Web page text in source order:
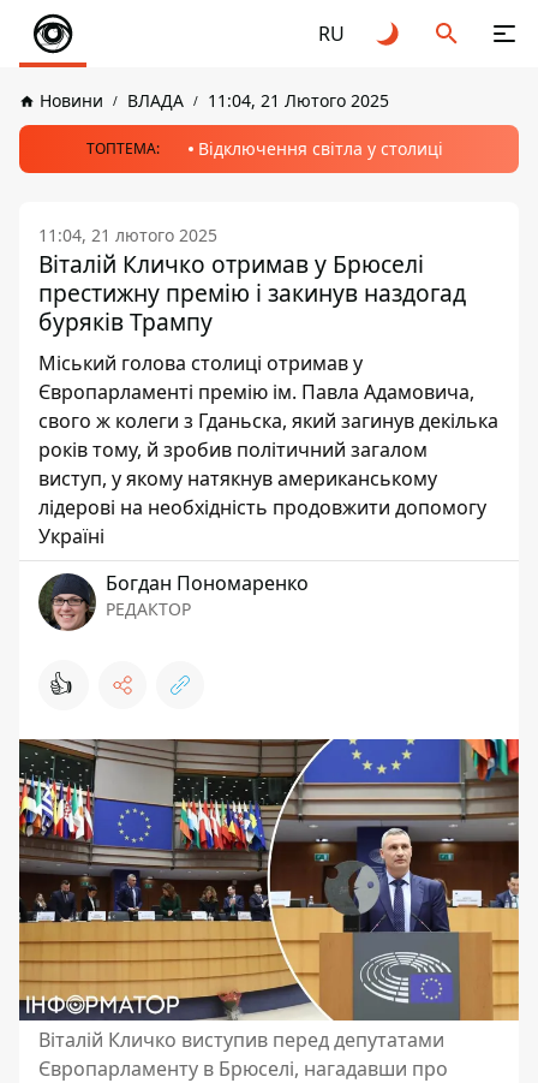
RU
Новини ВЛАДА 11:04, 21 Лютого 2025
ТОПТЕМА: Відключення світла у столиці
11:04, 21 лютого 2025
Віталій Кличко отримав у Брюселі
престижну премію і закинув наздогад
буряків Трампу
Міський голова столиці отримав у
Європарламенті премію ім. Павла Адамовича,
свого ж колеги з Гданьска, який загинув декілька
років тому, й зробив політичний загалом
виступ, у якому натякнув американському
лідерові на необхідність продовжити допомогу
Україні
Богдан Пономаренко
РЕДАКТОР
👍
Віталій Кличко виступив перед депутатами
Європарламенту в Брюселі, нагадавши про